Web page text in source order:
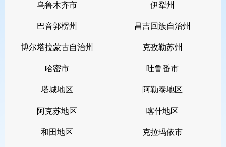
乌鲁木齐市 伊犁州
巴音郭楞州 昌吉回族自治州
博尔塔拉蒙古自治州 克孜勒苏州
哈密市 吐鲁番市
塔城地区 阿勒泰地区
阿克苏地区 喀什地区
和田地区 克拉玛依市